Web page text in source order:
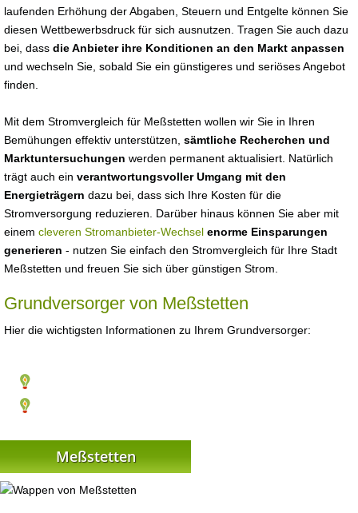
laufenden Erhöhung der Abgaben, Steuern und Entgelte können Sie
diesen Wettbewerbsdruck für sich ausnutzen. Tragen Sie auch dazu
bei, dass die Anbieter ihre Konditionen an den Markt anpassen
und wechseln Sie, sobald Sie ein günstigeres und seriöses Angebot
finden.
Mit dem Stromvergleich für Meßstetten wollen wir Sie in Ihren
Bemühungen effektiv unterstützen, sämtliche Recherchen und
Marktuntersuchungen werden permanent aktualisiert. Natürlich
trägt auch ein verantwortungsvoller Umgang mit den
Energieträgern dazu bei, dass sich Ihre Kosten für die
Stromversorgung reduzieren. Darüber hinaus können Sie aber mit
einem cleveren Stromanbieter-Wechsel enorme Einsparungen
generieren - nutzen Sie einfach den Stromvergleich für Ihre Stadt
Meßstetten und freuen Sie sich über günstigen Strom.
Grundversorger von Meßstetten
Hier die wichtigsten Informationen zu Ihrem Grundversorger:
Meßstetten